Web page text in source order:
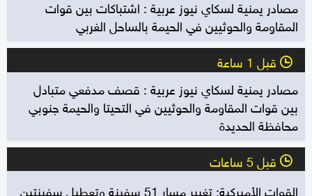
مصادر يمنية لسكاي نيوز عربية : اشتباكات بين قوات
المقاومة والحوثيين في الحيمة بالساحل الغربي
l قبل 1 ساعة
مصادر يمنية لسكاي نيوز عربية : قصف مدفعي متبادل
بين قوات المقاومة والحوثيين في التحيتا والحيمة جنوبي
محافظة الحديدة
l قبل 5 ساعات
القوات الأميركية: تغيير مسار 51 سفينة وتعطيل سفينتين